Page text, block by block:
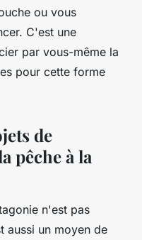
ou vous
C'est une
par vous-même la
pour cette forme
de
pêche à la
n'est pas
aussi un moyen de